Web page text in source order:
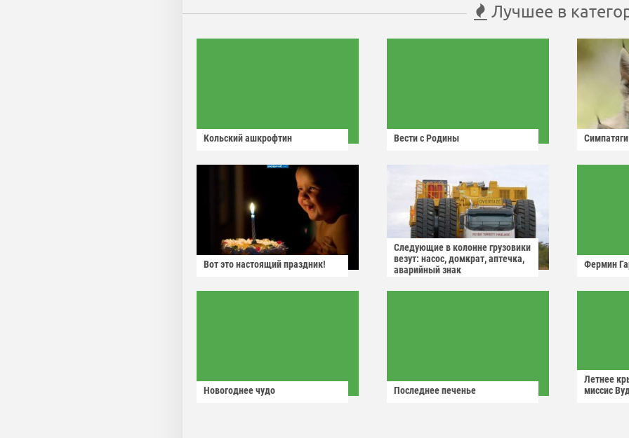
Лучшее в
Кольский ашкрофтин Вести с Родины Симпатяги
Вот это настоящий праздник!
Следующие в колонне грузовики
везут: насос, домкрат, аптечка,
аварийный знак
Фермин
Новогоднее чудо Последнее печенье
Летнее
миссис